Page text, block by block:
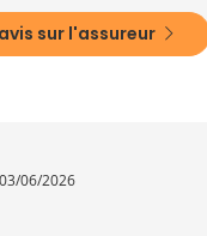
sur l'assureur
06/2026